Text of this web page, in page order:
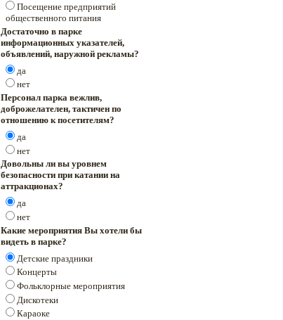
Посещение предприятий
общественного питания
Достаточно в парке
информационных указателей,
объявлений, наружной рекламы?
да
нет
Персонал парка вежлив,
доброжелателен, тактичен по
отношению к посетителям?
да
нет
Довольны ли вы уровнем
безопасности при катании на
аттракционах?
да
нет
Какие мероприятия Вы хотели бы
видеть в парке?
Детские праздники
Концерты
Фольклорные мероприятия
Дискотеки
Караоке